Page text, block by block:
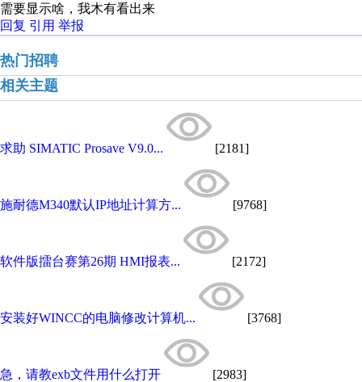
需要显示啥，我木有看出来
回复 引用 举报
热门招聘
相关主题
求助 SIMATIC Prosave V9.0... [2181]
施耐德M340默认IP地址计算方... [9768]
软件版擂台赛第26期 HMI报表... [2172]
安装好WINCC的电脑修改计算机... [3768]
急，请教exb文件用什么打开 [2983]